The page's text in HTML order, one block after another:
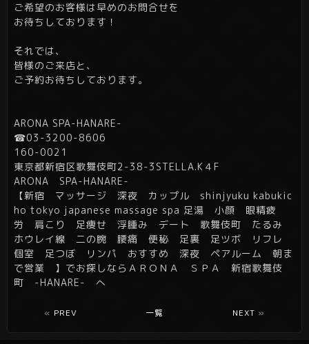
ご希望のお客様は早めのお問合せを
お待ちしております！
それでは、
皆様のご来店と、
ご予約お待ちしております。
ARONA SPA-HANARE-
☎03-3200-8606
160-0021
東京都新宿区歌舞伎町2-38-3STELLA.K４F
ARONA SPA-HANARE-
【新宿 マッサージ 深夜 カップル shinjyuku kabukic
ho tokyo japanese massage spa 足湯 小顔 眼精疲
労 肩こり 足痩せ 浮腫み デート 歌舞伎町 たるみ
ホウレイ線 二の腕 腰痛 便秘 足裏 足ツボ リフレ
個室 足つぼ リンパ おすすめ 深夜 ペアルーム 朝ま
で営業 】でお探しならＡＲＯＮＡ ＳＰＡ 新宿歌舞伎
町 -HANARE- へ
« PREV 一覧 NEXT »